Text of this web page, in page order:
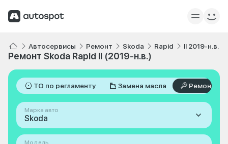
Автосервисы Ремонт Skoda Rapid II 2019-н.в.
Ремонт Skoda Rapid II (2019-н.в.)
ТО по регламенту Замена масла Ремонт
Марка авто
Skoda
Модель